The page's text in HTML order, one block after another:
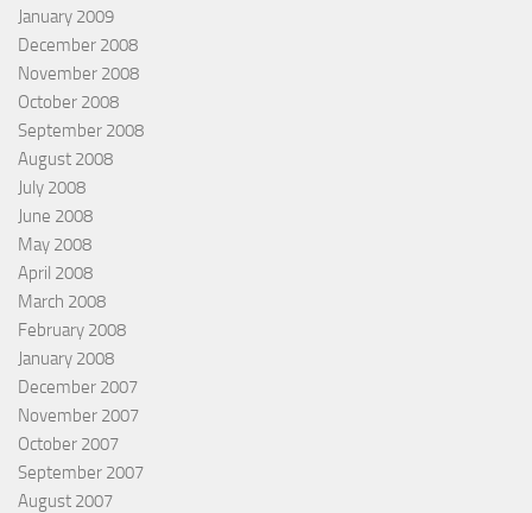
January 2009
December 2008
November 2008
October 2008
September 2008
August 2008
July 2008
June 2008
May 2008
April 2008
March 2008
February 2008
January 2008
December 2007
November 2007
October 2007
September 2007
August 2007